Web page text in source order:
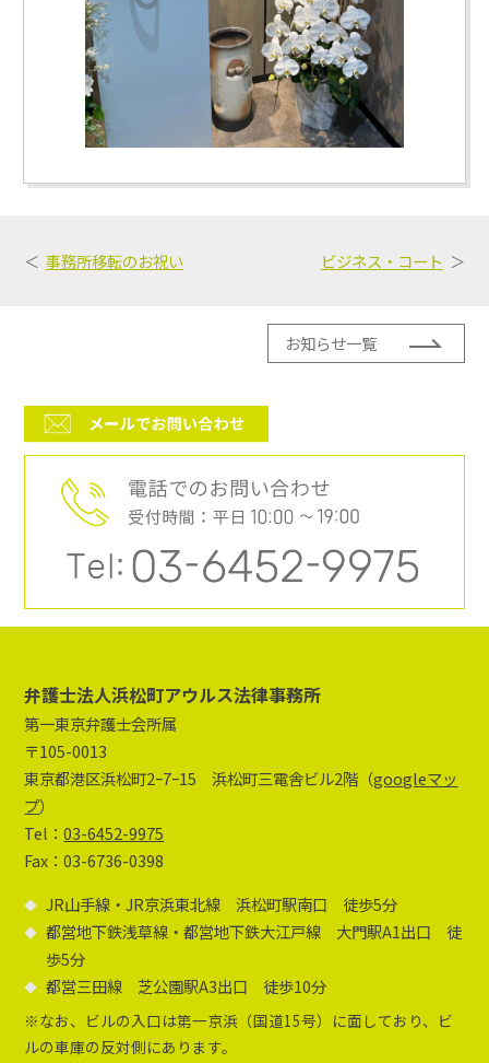
事務所移転のお祝い ビジネス・コート
お知らせ一覧
弁護士法人浜松町アウルス法律事務所
第一東京弁護士会所属
〒105-0013
東京都港区浜松町2ｰ7ｰ15 浜松町三電舎ビル2階（googleマッ
プ）
Tel：03-6452-9975
Fax：03-6736-0398
JR山手線・JR京浜東北線 浜松町駅南口 徒歩5分
都営地下鉄浅草線・都営地下鉄大江戸線 大門駅A1出口 徒
歩5分
都営三田線 芝公園駅A3出口 徒歩10分
※なお、ビルの入口は第一京浜（国道15号）に面しており、ビ
ルの車庫の反対側にあります。